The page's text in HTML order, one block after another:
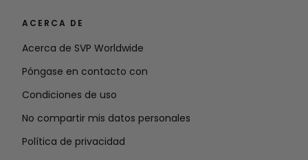
ACERCA DE
Acerca de SVP Worldwide
Póngase en contacto con
Condiciones de uso
No compartir mis datos personales
Política de privacidad